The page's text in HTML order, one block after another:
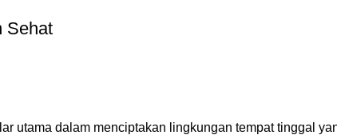
Sehat
utama dalam menciptakan lingkungan tempat tinggal